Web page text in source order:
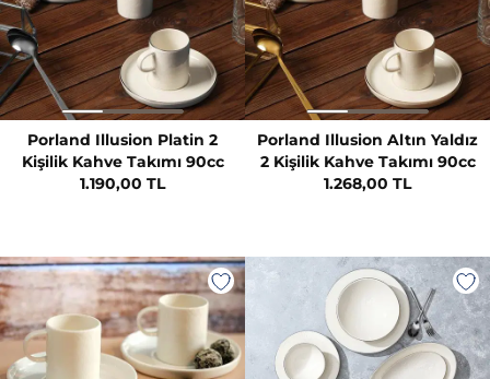
Porland Illusion Platin 2
Kişilik Kahve Takımı 90cc
1.190,00 TL
Porland Illusion Altın Yaldız
2 Kişilik Kahve Takımı 90cc
1.268,00 TL